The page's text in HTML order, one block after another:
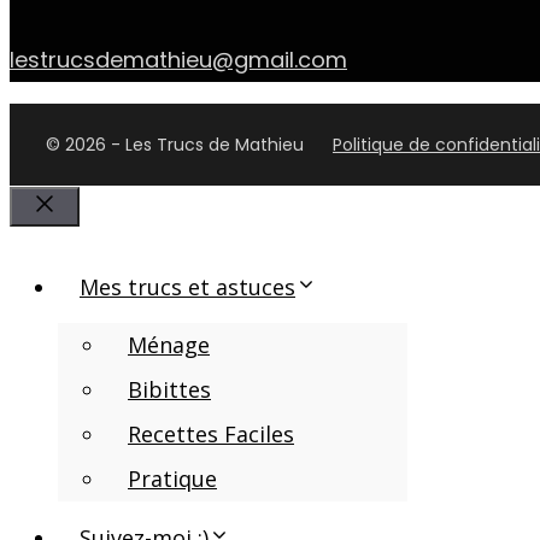
lestrucsdemathieu@gmail.com
© 2026 - Les Trucs de Mathieu Politique de
Mes trucs et astuces
Ménage
Bibittes
Recettes Faciles
Pratique